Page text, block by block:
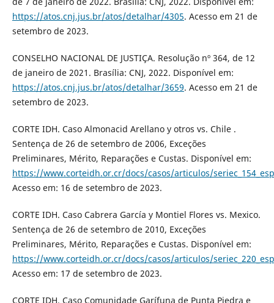
https://atos.cnj.jus.br/atos/detalhar/4305. Acesso em 21 de
setembro de 2023.
CONSELHO NACIONAL DE JUSTIÇA. Resolução nº 364, de 12
de janeiro de 2021. Brasília: CNJ, 2022. Disponível em:
https://atos.cnj.jus.br/atos/detalhar/3659. Acesso em 21 de
setembro de 2023.
CORTE IDH. Caso Almonacid Arellano y otros vs. Chile .
Sentença de 26 de setembro de 2006, Exceções
Preliminares, Mérito, Reparações e Custas. Disponível em:
https://www.corteidh.or.cr/docs/casos/articulos/
Acesso em: 16 de setembro de 2023.
CORTE IDH. Caso Cabrera García y Montiel Flores vs. Mexico.
Sentença de 26 de setembro de 2010, Exceções
Preliminares, Mérito, Reparações e Custas. Disponível em:
https://www.corteidh.or.cr/docs/casos/articulos/
Acesso em: 17 de setembro de 2023.
CORTE IDH. Caso Comunidade Garífuna de Punta Piedra e